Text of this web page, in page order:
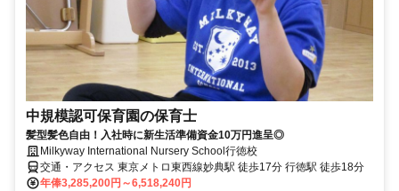
中規模認可保育園の保育士
髪型髪色自由！入社時に新生活準備資金10万円進呈◎
Milkyway International Nursery School行徳校
交通・アクセス 東京メトロ東西線妙典駅 徒歩17分 行徳駅 徒歩18分
年俸3,285,200円～6,518,240円